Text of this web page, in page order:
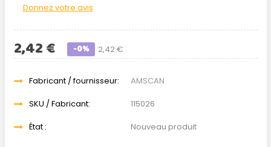
Donnez votre avis
2,42 €
2,42 € -0%
Fabricant / fournisseur:
AMSCAN
SKU / Fabricant:
115026
État :
Nouveau produit